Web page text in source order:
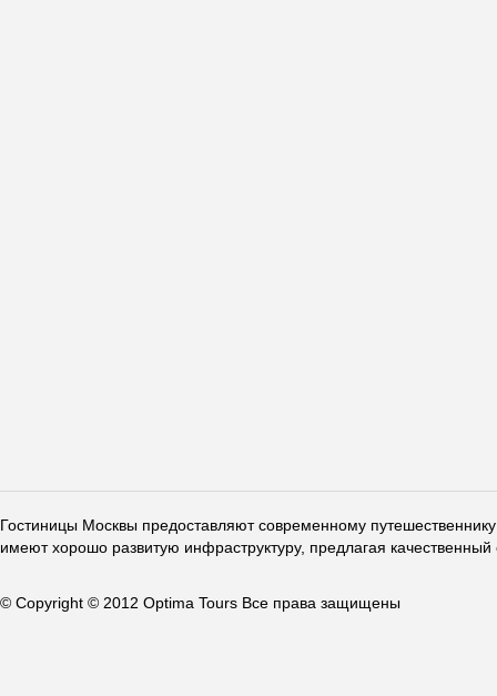
Гостиницы Москвы предоставляют современному
имеют хорошо развитую инфраструктуру, предлагая
© Copyright © 2012 Optima Tours Все права защищены